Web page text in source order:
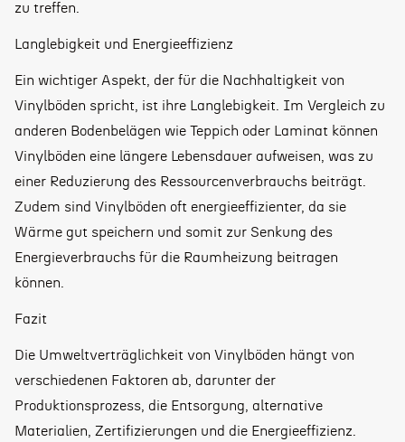
zu treffen.
Langlebigkeit und Energieeffizienz
Ein wichtiger Aspekt, der für die Nachhaltigkeit von
Vinylböden spricht, ist ihre Langlebigkeit. Im Vergleich zu
anderen Bodenbelägen wie Teppich oder Laminat können
Vinylböden eine längere Lebensdauer aufweisen, was zu
einer Reduzierung des Ressourcenverbrauchs beiträgt.
Zudem sind Vinylböden oft energieeffizienter, da sie
Wärme gut speichern und somit zur Senkung des
Energieverbrauchs für die Raumheizung beitragen
können.
Fazit
Die Umweltverträglichkeit von Vinylböden hängt von
verschiedenen Faktoren ab, darunter der
Produktionsprozess, die Entsorgung, alternative
Materialien, Zertifizierungen und die Energieeffizienz.